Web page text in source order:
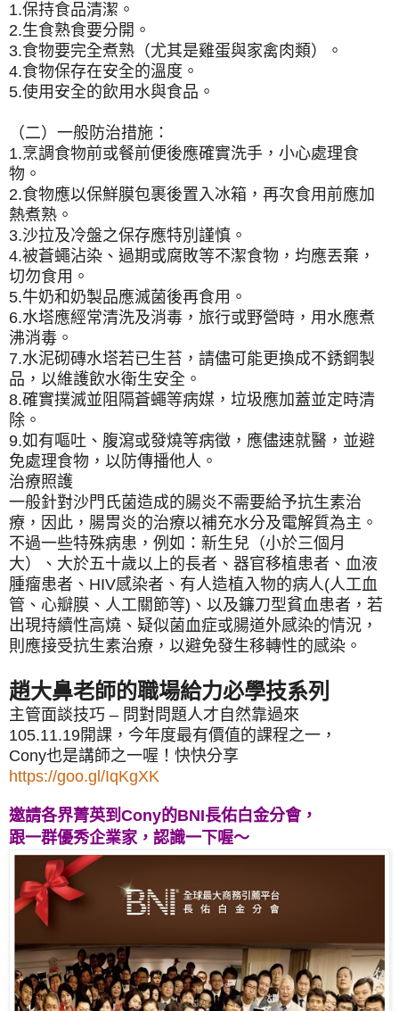
1.保持食品清潔。
2.生食熟食要分開。
3.食物要完全煮熟（尤其是雞蛋與家禽肉類）。
4.食物保存在安全的溫度。
5.使用安全的飲用水與食品。
（二）一般防治措施：
1.烹調食物前或餐前便後應確實洗手，小心處理食
物。
2.食物應以保鮮膜包裹後置入冰箱，再次食用前應加
熱煮熟。
3.沙拉及冷盤之保存應特別謹慎。
4.被蒼蠅沾染、過期或腐敗等不潔食物，均應丟棄，
切勿食用。
5.牛奶和奶製品應滅菌後再食用。
6.水塔應經常清洗及消毒，旅行或野營時，用水應煮
沸消毒。
7.水泥砌磚水塔若已生苔，請儘可能更換成不銹鋼製
品，以維護飲水衛生安全。
8.確實撲滅並阻隔蒼蠅等病媒，垃圾應加蓋並定時清
除。
9.如有嘔吐、腹瀉或發燒等病徵，應儘速就醫，並避
免處理食物，以防傳播他人。
治療照護
一般針對沙門氏菌造成的腸炎不需要給予抗生素治
療，因此，腸胃炎的治療以補充水分及電解質為主。
不過一些特殊病患，例如：新生兒（小於三個月
大）、大於五十歲以上的長者、器官移植患者、血液
腫瘤患者、HIV感染者、有人造植入物的病人(人工血
管、心瓣膜、人工關節等)、以及鐮刀型貧血患者，若
出現持續性高燒、疑似菌血症或腸道外感染的情況，
則應接受抗生素治療，以避免發生移轉性的感染。
趙大鼻老師的職場給力必學技系列
主管面談技巧 – 問對問題人才自然靠過來
105.11.19開課 ，今年度最有價值的課程之一 ，
Cony也是講師之一喔！ 快快分享
https://goo.gl/IqKgXK
邀請各界菁英到Cony的BNI長佑白金分會，
跟一群優秀企業家，認識一下喔～